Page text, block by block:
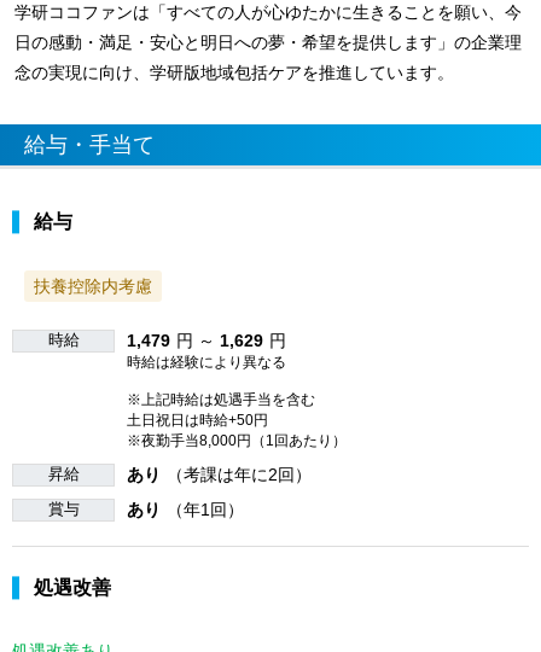
学研ココファンは「すべての人が心ゆたかに生きることを願い、今
日の感動・満足・安心と明日への夢・希望を提供します」の企業理
念の実現に向け、学研版地域包括ケアを推進しています。
給与・手当て
給与
扶養控除内考慮
時給 1,479 円 ～ 1,629 円
時給は経験により異なる
※上記時給は処遇手当を含む
土日祝日は時給+50円
※夜勤手当8,000円（1回あたり）
昇給 あり （考課は年に2回）
賞与 あり （年1回）
処遇改善